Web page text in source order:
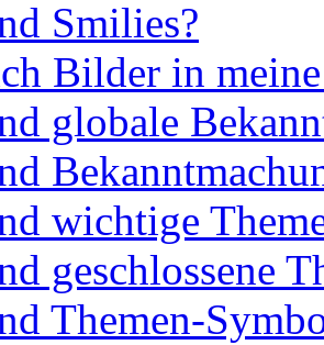
Smilies?
Bilder in
globale
wichtige
geschlossene
Themen-